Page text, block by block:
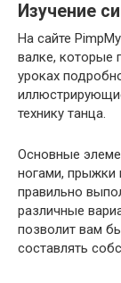
Изучение
На сайте
валке, которые
уроках
технику танца.
Основные
ногами, прыжки
правильно
различные
позволит вам
составлять